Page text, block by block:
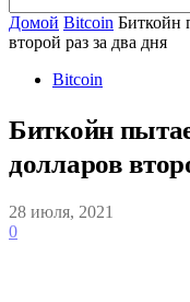
Домой Bitcoin Биткойн
второй раз за два дня
Bitcoin
Биткойн
долларов
28 июля, 2021
0